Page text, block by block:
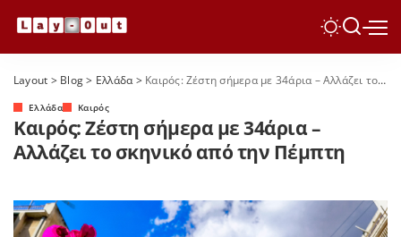
Layout > Blog> Ελλάδα> Καιρός: Ζέστη σήμερα με 34άρια – Αλλάζει το σκηνικό από την Πέμπτη
Ελλάδα Καιρός
Καιρός: Ζέστη σήμερα με 34άρια –
Αλλάζει το σκηνικό από την Πέμπτη